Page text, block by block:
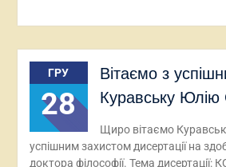
ГРУ
28
Вітаємо з
Куравську Юлію
Щиро вітаємо
успішним захистом дисертації на
доктора філософії. Тема дисертації: